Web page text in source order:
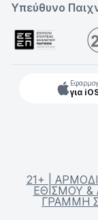
Υπεύθυνο
για
21+ |
ΕΘΙΣΜΟΥ &
ΓΡΑΜΜΗ